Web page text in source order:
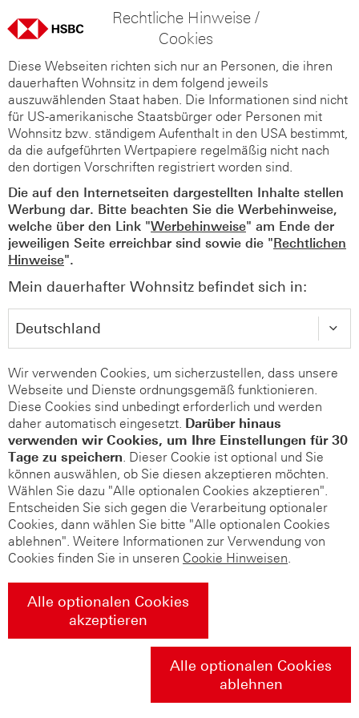
Rechtliche Hinweise /
Cookies
Diese Webseiten richten sich nur an Personen, die ihren
dauerhaften Wohnsitz in dem folgend jeweils
auszuwählenden Staat haben. Die Informationen sind nicht
für US-amerikanische Staatsbürger oder Personen mit
Wohnsitz bzw. ständigem Aufenthalt in den USA bestimmt,
da die aufgeführten Wertpapiere regelmäßig nicht nach
den dortigen Vorschriften registriert worden sind.
Die auf den Internetseiten dargestellten Inhalte stellen
Werbung dar. Bitte beachten Sie die Werbehinweise,
welche über den Link "Werbehinweise" am Ende der
jeweiligen Seite erreichbar sind sowie die "Rechtlichen
Hinweise".
Mein dauerhafter Wohnsitz befindet sich in:
Wir verwenden Cookies, um sicherzustellen, dass unsere
Webseite und Dienste ordnungsgemäß funktionieren.
Diese Cookies sind unbedingt erforderlich und werden
daher automatisch eingesetzt. Darüber hinaus
verwenden wir Cookies, um Ihre Einstellungen für 30
Tage zu speichern. Dieser Cookie ist optional und Sie
können auswählen, ob Sie diesen akzeptieren möchten.
Wählen Sie dazu "Alle optionalen Cookies akzeptieren".
Entscheiden Sie sich gegen die Verarbeitung optionaler
Cookies, dann wählen Sie bitte "Alle optionalen Cookies
ablehnen". Weitere Informationen zur Verwendung von
Cookies finden Sie in unseren Cookie Hinweisen.
Alle optionalen Cookies
akzeptieren
Alle optionalen Cookies
ablehnen